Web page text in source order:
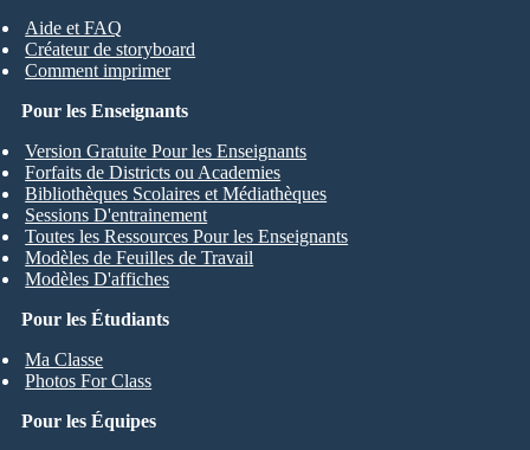
Aide et FAQ
Créateur de storyboard
Comment imprimer
Pour les Étudiants
Ma Classe
Photos For Class
Pour les Enseignants
Version Gratuite Pour les Enseignants
Forfaits de Districts ou Academies
Bibliothèques Scolaires et Médiathèques
Sessions D'entrainement
Toutes les Ressources Pour les Enseignants
Modèles de Feuilles de Travail
Modèles D'affiches
Pour les Équipes